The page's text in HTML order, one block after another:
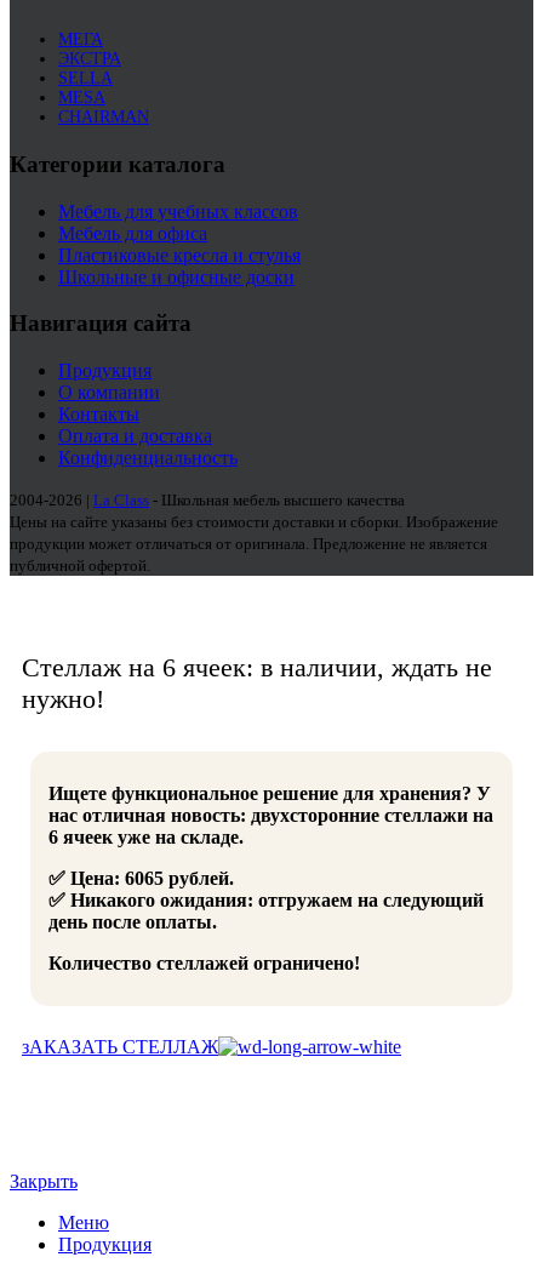
МЕГА
ЭКСТРА
SELLA
MESA
CHAIRMAN
Категории каталога
Мебель для учебных классов
Мебель для офиса
Пластиковые кресла и стулья
Школьные и офисные доски
Навигация сайта
Продукция
О компании
Контакты
Оплата и доставка
Конфиденциальность
2004-2026 | La Class - Школьная мебель высшего качества
Цены на сайте указаны без стоимости доставки и сборки. Изображение
продукции может отличаться от оригинала. Предложение не является
публичной офертой.
Стеллаж на 6 ячеек: в наличии, ждать не
нужно!
Ищете функциональное решение для хранения? У
нас отличная новость: двухсторонние стеллажи на
6 ячеек уже на складе.
✅ Цена: 6065 рублей.
✅ Никакого ожидания: отгружаем на следующий
день после оплаты.
Количество стеллажей ограничено!
зАКАЗАТЬ СТЕЛЛАЖ
Закрыть
Меню
Продукция